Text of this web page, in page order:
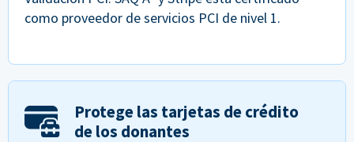
como proveedor de servicios PCI de nivel 1.
Protege las tarjetas de crédito
de los donantes